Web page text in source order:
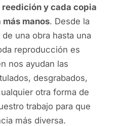
reedición y cada copia
más manos. Desde la
una obra hasta una
reproducción es
nos ayudan las
desgrabados,
otra forma de
trabajo para que
más diversa.